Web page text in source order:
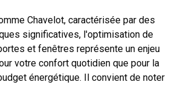
Chavelot, caractérisée par des
significatives, l'optimisation de
et fenêtres représente un enjeu
votre confort quotidien que pour la
énergétique. Il convient de noter